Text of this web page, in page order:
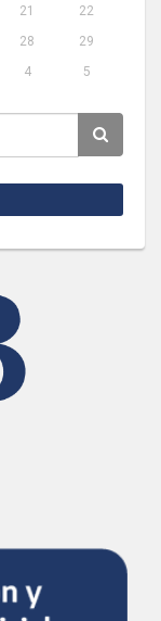
21
22
28
29
4 5